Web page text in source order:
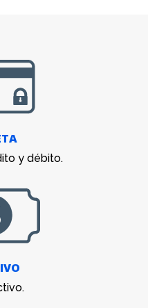
y débito.